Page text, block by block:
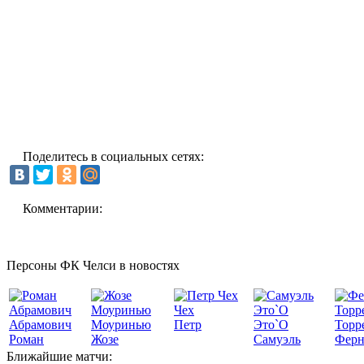
Поделитесь в социальных сетях:
Комментарии:
Персоны ФК Челси в новостях
Абрамович
Роман
Моуринью
Жозе
Чех
Петр
Это`О
Самуэль
Ближайшие матчи: